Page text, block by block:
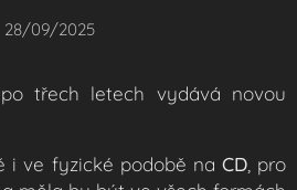
28/09/2025
třech letech vydává novou
i ve fyzické podobě na CD, pro